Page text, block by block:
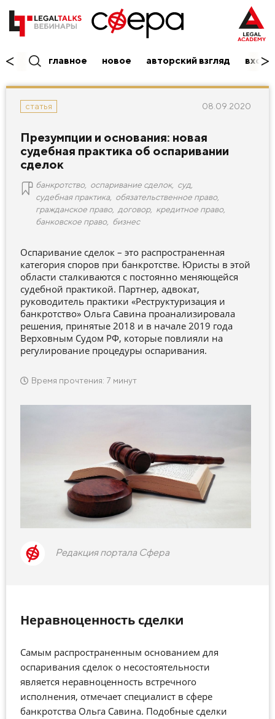
главное новое авторский взгляд вход/
статья 08.09.2020
Презумпции и основания: новая
судебная практика об оспаривании
сделок
банкротство, оспаривание сделок, суд
судебная практика
обязательственное право,
гражданское право, договор, кредитное право,
банковское право, бизнес
Оспаривание сделок – это распространенная
категория споров при банкротстве. Юристы в этой
области сталкиваются с постоянно меняющейся
судебной практикой. Партнер, адвокат,
руководитель практики «Реструктуризация и
банкротство» Ольга Савина проанализировала
решения, принятые 2018 и в начале 2019 года
Верховным Судом РФ, которые повлияли на
регулирование процедуры оспаривания.
Время прочтения: 7 минут
Редакция портала Сфера
Неравноценность сделки
Самым распространенным основанием для
оспаривания сделок о несостоятельности
является неравноценность встречного
исполнения, отмечает специалист в сфере
банкротства Ольга Савина. Подобные сделки